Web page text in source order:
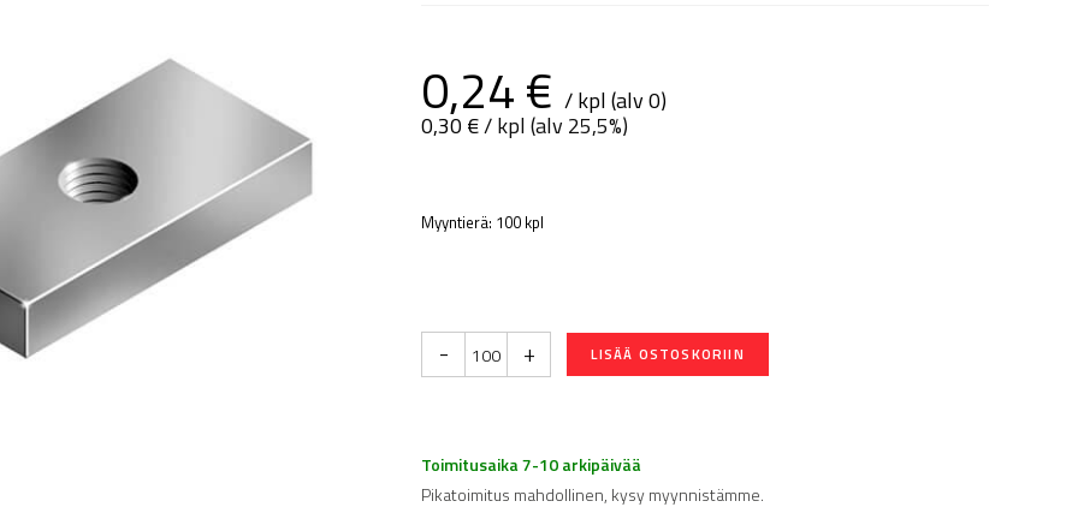
0,24€ / kpl (alv 0)
0,30 €/ kpl (alv 25,5%)
Myyntierä: 100 kpl
- + LISÄÄ OSTOSKORIIN
Toimitusaika 7-10 arkipäivää
Pikatoimitus mahdollinen, kysy myynnistämme.